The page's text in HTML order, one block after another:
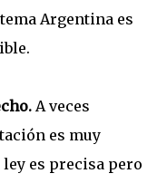
Argentina es
A veces
es muy
es precisa pero